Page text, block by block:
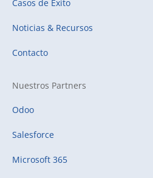
Casos de Éxito
Noticias & Recursos
Contacto
Nuestros Partners
Odoo
Salesforce
Microsoft 365